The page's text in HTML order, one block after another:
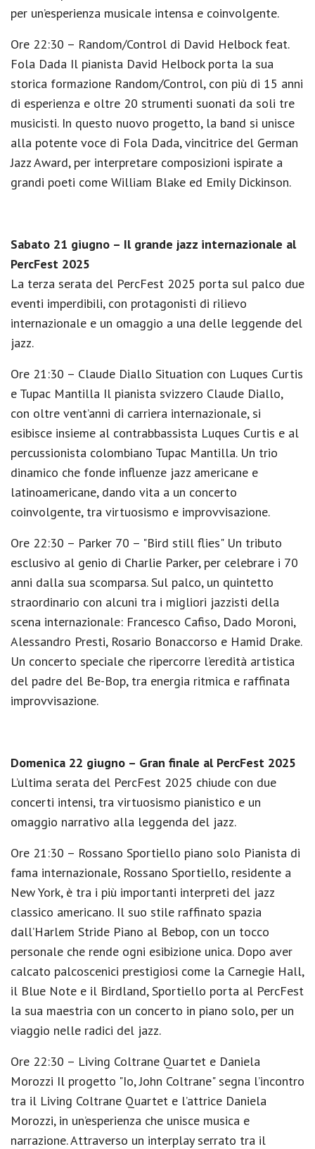
per un’esperienza musicale intensa e coinvolgente.
Ore 22:30 – Random/Control di David Helbock feat.
Fola Dada Il pianista David Helbock porta la sua
storica formazione Random/Control, con più di 15 anni
di esperienza e oltre 20 strumenti suonati da soli tre
musicisti. In questo nuovo progetto, la band si unisce
alla potente voce di Fola Dada, vincitrice del German
Jazz Award, per interpretare composizioni ispirate a
grandi poeti come William Blake ed Emily Dickinson.
Sabato 21 giugno – Il grande jazz internazionale al
PercFest 2025
La terza serata del PercFest 2025 porta sul palco due
eventi imperdibili, con protagonisti di rilievo
internazionale e un omaggio a una delle leggende del
jazz.
Ore 21:30 – Claude Diallo Situation con Luques Curtis
e Tupac Mantilla Il pianista svizzero Claude Diallo,
con oltre vent’anni di carriera internazionale, si
esibisce insieme al contrabbassista Luques Curtis e al
percussionista colombiano Tupac Mantilla. Un trio
dinamico che fonde influenze jazz americane e
latinoamericane, dando vita a un concerto
coinvolgente, tra virtuosismo e improvvisazione.
Ore 22:30 – Parker 70 – "Bird still flies" Un tributo
esclusivo al genio di Charlie Parker, per celebrare i 70
anni dalla sua scomparsa. Sul palco, un quintetto
straordinario con alcuni tra i migliori jazzisti della
scena internazionale: Francesco Cafiso, Dado Moroni,
Alessandro Presti, Rosario Bonaccorso e Hamid Drake.
Un concerto speciale che ripercorre l’eredità artistica
del padre del Be-Bop, tra energia ritmica e raffinata
improvvisazione.
Domenica 22 giugno – Gran finale al PercFest 2025
L’ultima serata del PercFest 2025 chiude con due
concerti intensi, tra virtuosismo pianistico e un
omaggio narrativo alla leggenda del jazz.
Ore 21:30 – Rossano Sportiello piano solo Pianista di
fama internazionale, Rossano Sportiello, residente a
New York, è tra i più importanti interpreti del jazz
classico americano. Il suo stile raffinato spazia
dall’Harlem Stride Piano al Bebop, con un tocco
personale che rende ogni esibizione unica. Dopo aver
calcato palcoscenici prestigiosi come la Carnegie Hall,
il Blue Note e il Birdland, Sportiello porta al PercFest
la sua maestria con un concerto in piano solo, per un
viaggio nelle radici del jazz.
Ore 22:30 – Living Coltrane Quartet e Daniela
Morozzi Il progetto "Io, John Coltrane" segna l’incontro
tra il Living Coltrane Quartet e l’attrice Daniela
Morozzi, in un’esperienza che unisce musica e
narrazione. Attraverso un interplay serrato tra il